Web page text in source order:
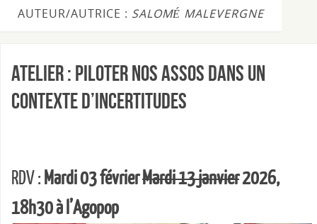
AUTEUR/AUTRICE : SALOMÉ MALEVERGNE
Atelier : Piloter nos assos dans un
contexte d’incertitudes
RDV : Mardi 03 févrierMardi 13 janvier2026,
18h30 à l’Agopop